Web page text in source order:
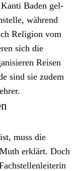
Kan­ti Baden gel­
während
Reli­gion vom
sich die
Reisen
sind sie zudem
muss die
erk­lärt. Doch